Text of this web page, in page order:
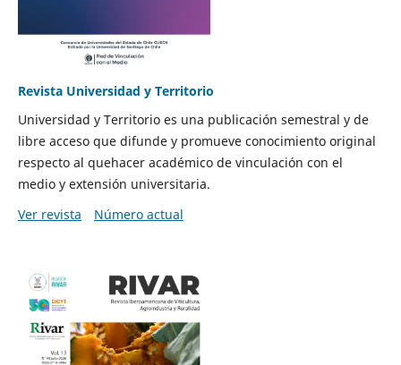
Revista Universidad y Territorio
Universidad y Territorio es una publicación semestral y de
libre acceso que difunde y promueve conocimiento original
respecto al quehacer académico de vinculación con el
medio y extensión universitaria.
Ver revista
Número actual